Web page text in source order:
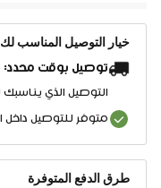
خيار التوصيل المناسب لك
توصيل بوقت محدد:
التوصيل الذي
متوفر للتوصيل
طرق الدفع المتوفرة